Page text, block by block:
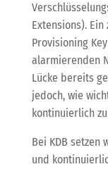
Extensions).
Provisioning
alarmierenden
Lücke bereits
jedoch, wie
kontinuierlich
Bei KDB setzen
und